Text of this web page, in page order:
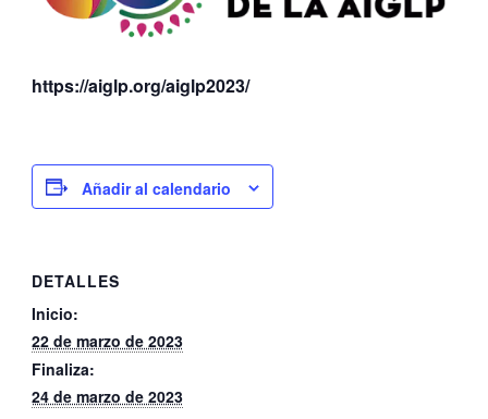
https://aiglp.org/aiglp2023/
Añadir al calendario
DETALLES
Inicio:
22 de marzo de 2023
Finaliza:
24 de marzo de 2023